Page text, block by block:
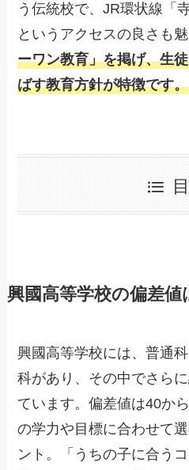
う伝統校で、JR環状線「
というアクセスの良さも
ーワン教育」を掲げ、生
ばす教育方針が特徴です。
興國高等学校の偏差値
興國高等学校には、普通
科があり、その中でさら
ています。偏差値は40か
の学力や目標に合わせて
ント。「うちの子に合う